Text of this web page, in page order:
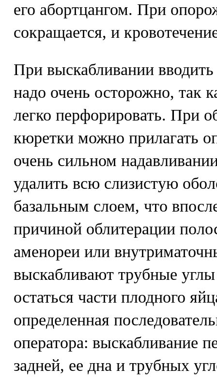
его абортцангом. При
сокращается, и
При выскабливании
надо очень осторожно, так
легко перфорировать. При
кюретки можно прилагать
очень сильном
удалить всю слизистую
базальным слоем, что
причиной облитерации
аменореи или
выскабливают трубные
остаться части плодного
определенная
оператора: выскабливание
задней, ее дна и трубных